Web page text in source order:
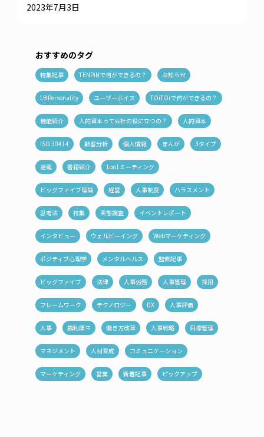
2023年7月3日
おすすめのタグ
特集記事 TENPiNで何ができるの？ お知らせ
LB Personality ユーザーボイス TOiTOiで何ができるの？
機能紹介 人的資本って会社の役に立つの？ 人的資本
ISO 30414 顧客分析 個人情報 まんが 3タイプ
連載 書籍紹介 1on1ミーティング
ビッグファイブ理論 経営 人事制度 ハラスメント
思考法 特集 実態調査 イベントレポート
インタビュー ウェルビーイング Webマーケティング
ポジティブ心理学 メンタルヘルス 監修記事
ビッグファイブ 法律 人事労務 人事管理 採用
フレームワーク テクノロジー DX 人事評価
人事 福利厚生 働き方改革 人事戦略 目標管理
マネジメント 人材育成 コミュニケーション
マーケティング 営業 新着記事 ピックアップ